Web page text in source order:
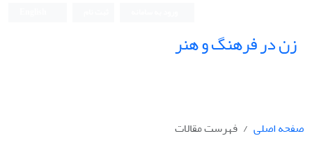
زن در فرهنگ و هنر
صفحه اصلی
فهرست مقالات